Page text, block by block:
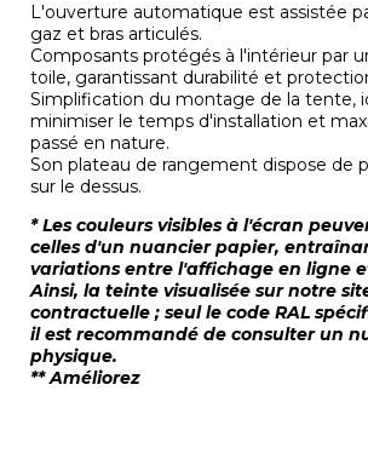
L'ouverture automatique est assistée
gaz et bras articulés.
Composants protégés à l'intérieur par
toile, garantissant durabilité et
Simplification du montage de la tente,
minimiser le temps d'installation et
passé en nature.
Son plateau de rangement dispose de
sur le dessus.
* Les couleurs visibles à l'écran
celles d'un nuancier papier,
variations entre l'affichage en ligne
Ainsi, la teinte visualisée sur notre
contractuelle ; seul le code RAL
il est recommandé de consulter un
physique.
** Améliorez